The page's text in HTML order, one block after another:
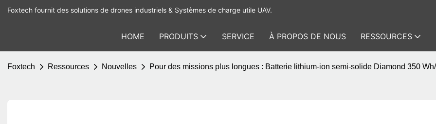
Foxtech fournit des solutions de drones industriels & Systèmes de charge utile UAV.
HOME PRODUITS SERVICE À PROPOS DE NOUS RESSOURCES
Foxtech Ressources Nouvelles Pour des missions plus longues : Batterie lithium-ion semi-solide Diamond 350